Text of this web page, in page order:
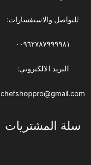
للتواصل والاستفسارات:
٠٠٩٦٢٧٨٧٩٩٩٩٨١
البريد الالكتروني:
chefshoppro@gmail.com
سلة المشتريات